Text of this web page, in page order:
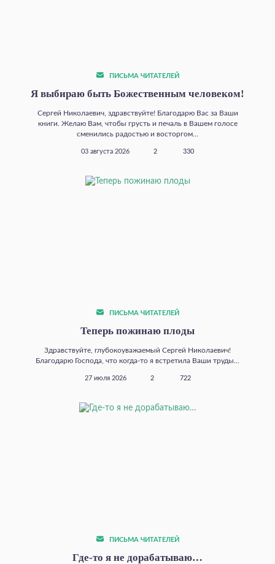
ПИСЬМА ЧИТАТЕЛЕЙ
Я выбираю быть Божественным человеком!
Сергей Николаевич, здравствуйте! Благодарю Вас за Ваши
книги. Желаю Вам, чтобы грусть и печаль в Вашем голосе
сменились радостью и восторгом...
03 августа 2026 2 330
ПИСЬМА ЧИТАТЕЛЕЙ
Теперь пожинаю плоды
Здравствуйте, глубокоуважаемый Сергей Николаевич!
Благодарю Господа, что когда‑то я встретила Ваши труды...
27 июля 2026 2 722
ПИСЬМА ЧИТАТЕЛЕЙ
Где‑то я не дорабатываю…